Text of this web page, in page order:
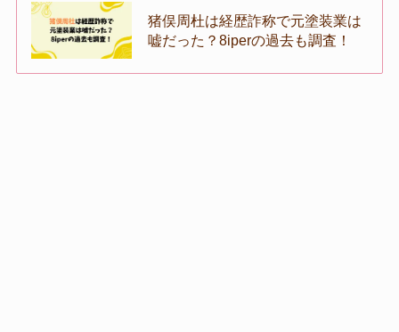
猪俣周杜は経歴詐称で元塗装業は
嘘だった？8iperの過去も調査！